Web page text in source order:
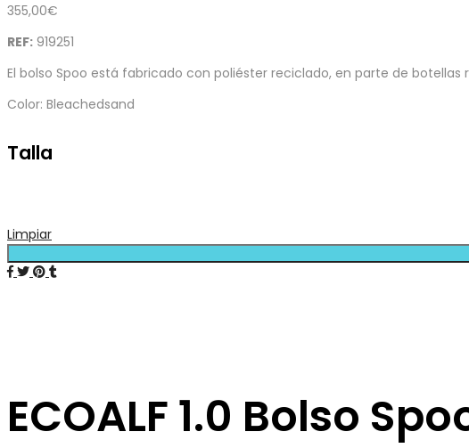
355,00€
REF: 919251
El bolso Spoo está fabricado con poliéster reciclado, en parte de
Color: Bleachedsand
Talla
Limpiar
ECOALF 1.0 Bolso